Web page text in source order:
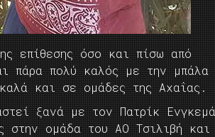
επίθεσης όσο και πίσω από
πάρα πολύ καλός με την μπάλα
και σε ομάδες της Αχαΐας.
ξανά με τον Πατρίκ Ενγκεμά
στην ομάδα του ΑΟ Τσιλιβή και